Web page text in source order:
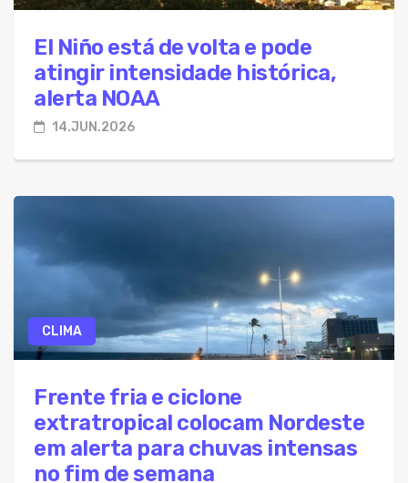
El Niño está de volta e pode
atingir intensidade histórica,
alerta NOAA
14.JUN.2026
CLIMA
Frente fria e ciclone
extratropical colocam Nordeste
em alerta para chuvas intensas
no fim de semana